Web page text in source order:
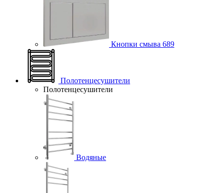
Кнопки смыва 689
Полотенцесушители
Полотенцесушители
Водяные